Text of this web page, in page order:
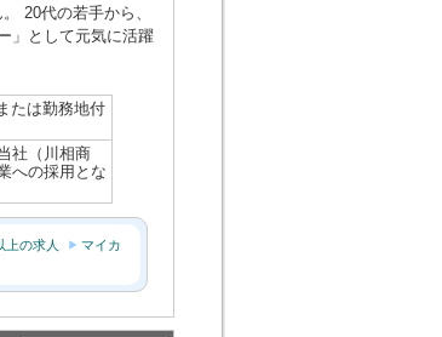
20代の若手から、
」として元気に活躍
たは勤務地付
社（川相商
への採用とな
上の求人
マイカ